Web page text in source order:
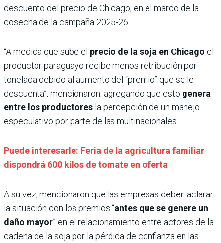
descuento del precio de Chicago, en el marco de la
cosecha de la campaña 2025-26.
“A medida que sube el precio de la soja en Chicago el
productor paraguayo recibe menos retribución por
tonelada debido al aumento del “premio” que se le
descuenta”, mencionaron, agregando que esto genera
entre los productores la percepción de un manejo
especulativo por parte de las multinacionales.
Puede interesarle: Feria de la agricultura familiar
dispondrá 600 kilos de tomate en oferta
A su vez, mencionaron que las empresas deben aclarar
la situación con los premios “antes que se genere un
daño mayor” en el relacionamiento entre actores de la
cadena de la soja por la pérdida de confianza en las